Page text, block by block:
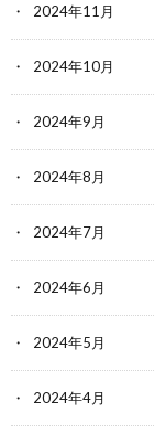
2024年11月
2024年10月
2024年9月
2024年8月
2024年7月
2024年6月
2024年5月
2024年4月